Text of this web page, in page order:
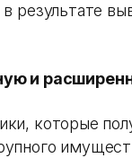
результате
и
которые